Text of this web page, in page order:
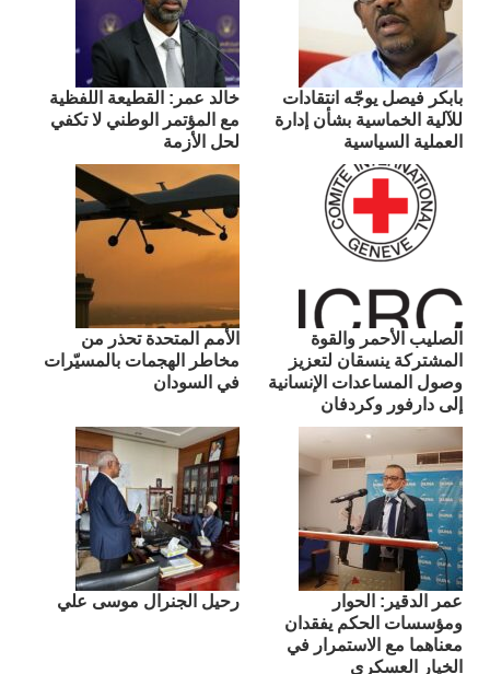
بابكر فيصل يوجّه انتقادات
للآلية الخماسية بشأن إدارة
العملية السياسية
​خالد عمر: القطيعة اللفظية
مع المؤتمر الوطني لا تكفي
لحل الأزمة
الصليب الأحمر والقوة
المشتركة ينسقان لتعزيز
وصول المساعدات الإنسانية
إلى دارفور وكردفان
الأمم المتحدة تحذر من
مخاطر الهجمات بالمسيّرات
في السودان
عمر الدقير: الحوار
ومؤسسات الحكم يفقدان
معناهما مع الاستمرار في
الخيار العسكري
رحيل الجنرال موسى علي